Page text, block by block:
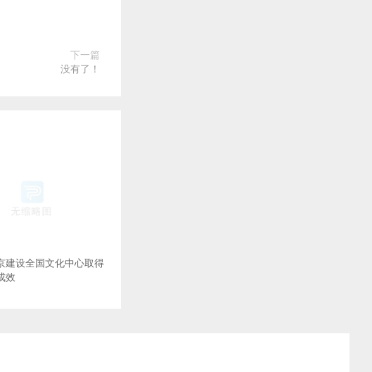
下一篇
没有了！
建设全国文化中心取得
效